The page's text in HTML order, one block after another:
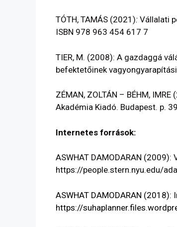
TÓTH, TAMÁS (2021): Vállalati
ISBN 978 963 454 617 7
TIER, M. (2008): A gazdaggá
befektetőinek
ZÉMAN, ZOLTÁN – BÉHM, IMRE
Akadémia Kiadó. Budapest. p.
Internetes források:
ASWHAT DAMODARAN
https://people.stern.nyu.edu/
ASWHAT DAMODARAN (2018):
https://